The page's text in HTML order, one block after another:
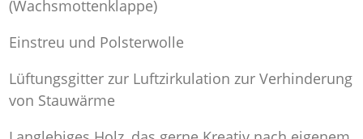
(Wachsmottenklappe)
Einstreu und Polsterwolle
Lüftungsgitter zur Luftzirkulation zur Verhinderung
von Stauwärme